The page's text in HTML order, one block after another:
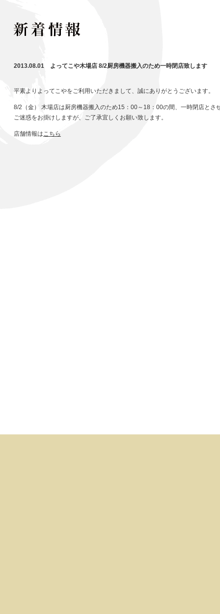
2013.08.01 よってこや木場店 8/2厨房機器搬入のため一時閉店致します
平素よりよってこやをご利用いただきまして、誠にありがとうございます。
8/2（金） 木場店は厨房機器搬入のため15：00～18：00の間、一時閉店とさ
ご迷惑をお掛けしますが、ご了承宜しくお願い致します。
店舗情報はこちら